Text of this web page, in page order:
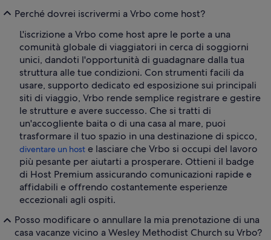
Perché dovrei iscrivermi a Vrbo come host?
L'iscrizione a Vrbo come host apre le porte a una
comunità globale di viaggiatori in cerca di soggiorni
unici, dandoti l'opportunità di guadagnare dalla tua
struttura alle tue condizioni. Con strumenti facili da
usare, supporto dedicato ed esposizione sui principali
siti di viaggio, Vrbo rende semplice registrare e gestire
le strutture e avere successo. Che si tratti di
un'accogliente baita o di una casa al mare, puoi
trasformare il tuo spazio in una destinazione di spicco,
diventare un host e lasciare che Vrbo si occupi del lavoro
più pesante per aiutarti a prosperare. Ottieni il badge
di Host Premium assicurando comunicazioni rapide e
affidabili e offrendo costantemente esperienze
eccezionali agli ospiti.
Posso modificare o annullare la mia prenotazione di una
casa vacanze vicino a Wesley Methodist Church su Vrbo?